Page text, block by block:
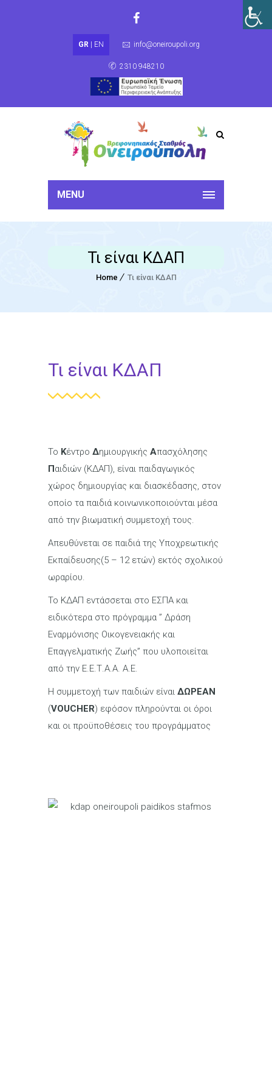
GR EN info@oneiroupoli.org
2310 948210
MENU
Τι είναι ΚΔΑΠ
Home Τι είναι ΚΔΑΠ
Τι είναι ΚΔΑΠ
Το Κέντρο Δημιουργικής Απασχόλησης
Παιδιών (ΚΔΑΠ), είναι παιδαγωγικός
χώρος δημιουργίας και διασκέδασης, στον
οποίο τα παιδιά κοινωνικοποιούνται μέσα
από την βιωματική συμμετοχή τους.
Απευθύνεται σε παιδιά της Υποχρεωτικής
Εκπαίδευσης(5 – 12 ετών) εκτός σχολικού
ωραρίου.
Το ΚΔΑΠ εντάσσεται στο ΕΣΠΑ και
ειδικότερα στο πρόγραμμα ” Δράση
Εναρμόνισης Οικογενειακής και
Επαγγελματικής Ζωής” που υλοποιείται
από την Ε.Ε.Τ.Α.Α. Α.Ε.
Η συμμετοχή των παιδιών είναι ΔΩΡΕΑΝ
(VOUCHER) εφόσον πληρούνται οι όροι
και οι προϋποθέσεις του προγράμματος